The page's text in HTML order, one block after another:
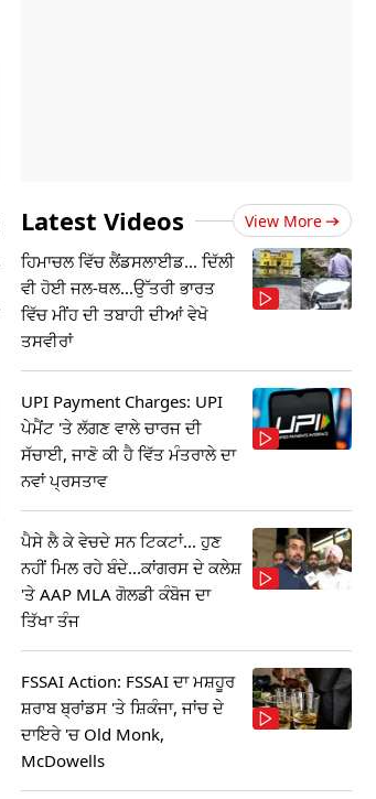
Latest Videos View More
ਹਿਮਾਚਲ ਵਿੱਚ ਲੈਂਡਸਲਾਈਡ... ਦਿੱਲੀ
ਵੀ ਹੋਈ ਜਲ-ਥਲ...ਉੱਤਰੀ ਭਾਰਤ
ਵਿੱਚ ਮੀਂਹ ਦੀ ਤਬਾਹੀ ਦੀਆਂ ਵੇਖੋ
ਤਸਵੀਰਾਂ
UPI Payment Charges: UPI
ਪੇਮੈਂਟ 'ਤੇ ਲੱਗਣ ਵਾਲੇ ਚਾਰਜ ਦੀ
ਸੱਚਾਈ, ਜਾਣੋ ਕੀ ਹੈ ਵਿੱਤ ਮੰਤਰਾਲੇ ਦਾ
ਨਵਾਂ ਪ੍ਰਸਤਾਵ
ਪੈਸੇ ਲੈ ਕੇ ਵੇਚਦੇ ਸਨ ਟਿਕਟਾਂ... ਹੁਣ
ਨਹੀਂ ਮਿਲ ਰਹੇ ਬੰਦੇ...ਕਾਂਗਰਸ ਦੇ ਕਲੇਸ਼
'ਤੇ AAP MLA ਗੋਲਡੀ ਕੰਬੋਜ ਦਾ
ਤਿੱਖਾ ਤੰਜ
FSSAI Action: FSSAI ਦਾ ਮਸ਼ਹੂਰ
ਸ਼ਰਾਬ ਬ੍ਰਾਂਡਸ 'ਤੇ ਸ਼ਿਕੰਜਾ, ਜਾਂਚ ਦੇ
ਦਾਇਰੇ 'ਚ Old Monk,
McDowells